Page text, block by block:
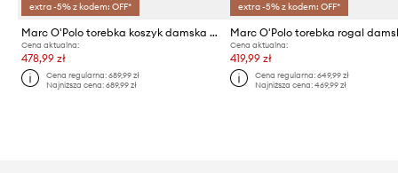
extra -5% z kodem: OFF*
Marc O'Polo torebka koszyk damska pleciona
Cena aktualna:
478,99 zł
Cena regularna:689,99 zł
Najniższa cena:689,99 zł
extra -5% z kodem: OFF*
Cena aktualna:
419,99 zł
Cena regularna: 649,99 zł
Najniższa cena: 469,99 zł